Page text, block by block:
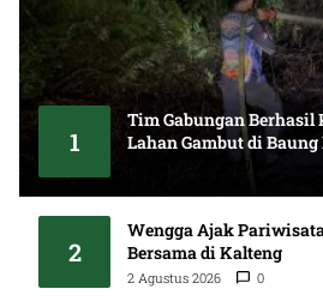
1
Tim Gabungan
Lahan Gambut di Baung
2
Wengga Ajak
Bersama di Kalteng
2 Agustus 2026 0